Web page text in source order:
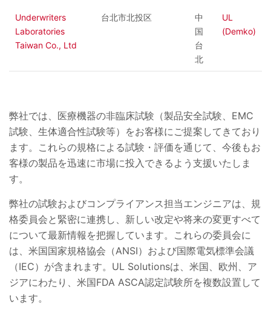
Underwriters
Laboratories
Taiwan Co., Ltd
台北市北投区
中
国
台
北
UL
(Demko)
弊社では、医療機器の非臨床試験（製品安全試験、EMC
試験、生体適合性試験等）をお客様にご提案してきており
ます。これらの規格による試験・評価を通じて、今後もお
客様の製品を迅速に市場に投入できるよう支援いたしま
す。
弊社の試験およびコンプライアンス担当エンジニアは、規
格委員会と緊密に連携し、新しい改定や将来の変更すべて
について最新情報を把握しています。これらの委員会に
は、米国国家規格協会（ANSI）および国際電気標準会議
（IEC）が含まれます。UL Solutionsは、米国、欧州、ア
ジアにわたり、米国FDA ASCA認定試験所を複数設置して
います。